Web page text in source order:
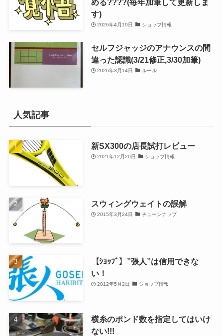
める????(毎年加筆して更新しま
す)
2026年4月19日 ショップ情報
セルフジャッジのアナウンスの間
違った認識(3/21修正,3/30加筆)
2026年3月14日 ルール
人気記事
新SX300の店長試打レビュー
2021年12月20日 ショップ情報
スウィングウェイトの誤解
2015年3月24日 チューンナップ
【ｼｮｯﾌﾟ】”張人”は信用できな
い！
2012年5月2日 ショップ情報
横糸のポンド数を指定してはいけ
ない!!!